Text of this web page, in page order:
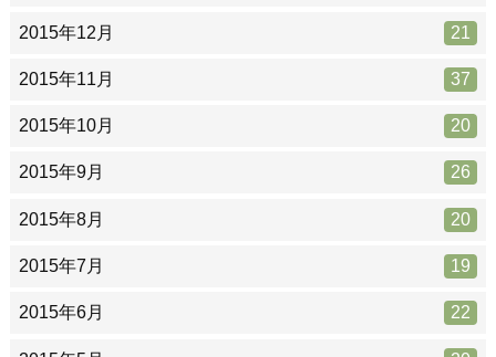
2015年12月 21
2015年11月 37
2015年10月 20
2015年9月 26
2015年8月 20
2015年7月 19
2015年6月 22